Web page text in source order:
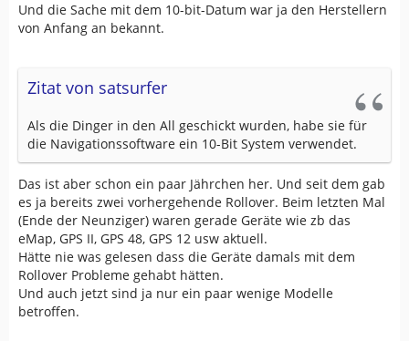
Und die Sache mit dem 10-bit-Datum war ja den Herstellern
von Anfang an bekannt.
Zitat von satsurfer
Als die Dinger in den All geschickt wurden, habe sie für
die Navigationssoftware ein 10-Bit System verwendet.
Das ist aber schon ein paar Jährchen her. Und seit dem gab
es ja bereits zwei vorhergehende Rollover. Beim letzten Mal
(Ende der Neunziger) waren gerade Geräte wie zb das
eMap, GPS II, GPS 48, GPS 12 usw aktuell.
Hätte nie was gelesen dass die Geräte damals mit dem
Rollover Probleme gehabt hätten.
Und auch jetzt sind ja nur ein paar wenige Modelle
betroffen.